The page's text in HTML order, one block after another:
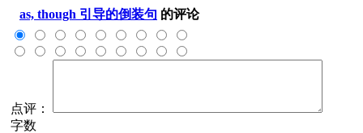
as, though 引导的倒装句 的评论
点评：
字数